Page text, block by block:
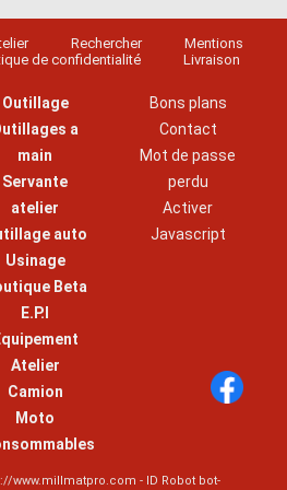
Rechercher
Mentions
de confidentialité Livraison
Outillage
a
main
Servante
atelier
auto
Usinage
Beta
E.P.I
Atelier
Camion
Moto
Bons plans
Contact
Mot de passe
perdu
Activer
Javascript
www.millmatpro.com - ID Robot bot-